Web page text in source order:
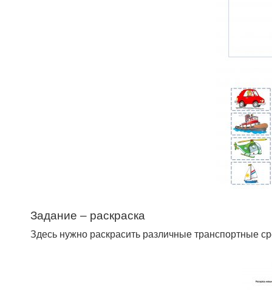
Задание – раскраска
Здесь нужно раскрасить различные транспортные